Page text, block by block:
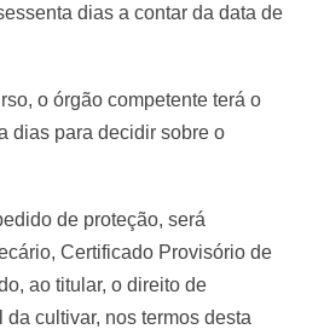
dias a contar da data de
o órgão competente terá o
dias para decidir sobre o
de proteção, será
Certificado Provisório de
ao titular, o direito de
cultivar, nos termos desta